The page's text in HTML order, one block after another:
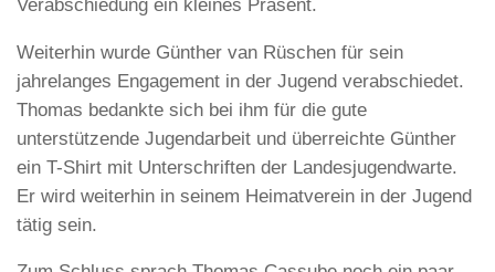
Verabschiedung ein kleines Präsent.
Weiterhin wurde Günther van Rüschen für sein
jahrelanges Engagement in der Jugend verabschiedet.
Thomas bedankte sich bei ihm für die gute
unterstützende Jugendarbeit und überreichte Günther
ein T-Shirt mit Unterschriften der Landesjugendwarte.
Er wird weiterhin in seinem Heimatverein in der Jugend
tätig sein.